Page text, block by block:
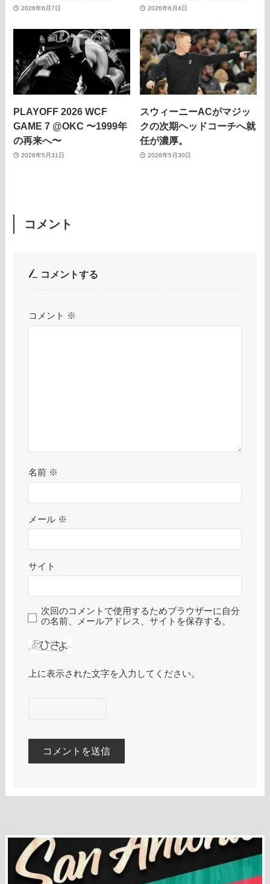
2026年6月7日 2026年6月4日
PLAYOFF 2026 WCF
GAME 7 @OKC 〜1999年
の再来へ〜
2026年5月31日
スウィーニーACがマジッ
クの次期ヘッドコーチへ就
任が濃厚。
2026年5月30日
コメント
コメントする
コメント ※
名前 ※
メール ※
サイト
次回のコメントで使用するためブラウザーに自分
の名前、メールアドレス、サイトを保存する。
上に表示された文字を入力してください。